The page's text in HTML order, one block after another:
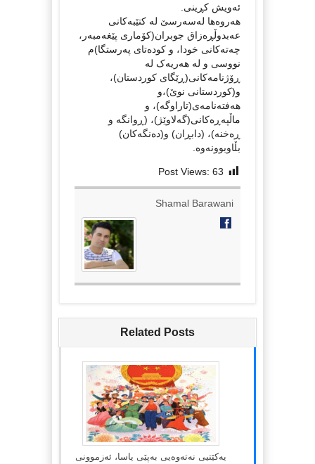
ئەویش کڕینی.
هەروەها لەسەرسێ لە کتێبەکانی
عەبدوڵڕەزاق جوبران(کۆماری پێغەمبەر،
چەتەکانی خودا، و کودەتای پەرستگا)م
نووسی و لە هەریەک له
ڕۆژنامەکانی(ڕێگای کوردستان)،
و(کوردستانی نوێ)،و
هەفتەنامەی(تاراوگە)، و
ماڵپەڕەکانی(گەلاوێژ)، (ڕوانگە و
ڕەخنە)، (دابڕان) و(دەنگەکان)
بڵاوبوونەوە.
Post Views: 63
Shamal Barawani
Related Posts
یەکێتیی نەتەوەیی بەپێی یاسا، ئەزموونی